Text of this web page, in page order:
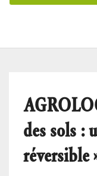
des sols :
réversible